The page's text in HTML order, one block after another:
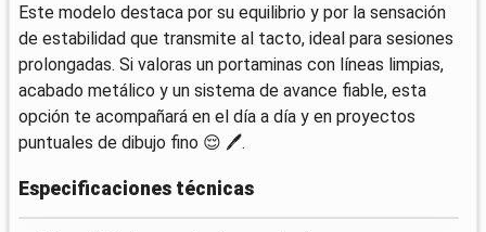
Este modelo destaca por su equilibrio y por la sensación
de estabilidad que transmite al tacto, ideal para sesiones
prolongadas. Si valoras un portaminas con líneas limpias,
acabado metálico y un sistema de avance fiable, esta
opción te acompañará en el día a día y en proyectos
puntuales de dibujo fino 😌 🖊️.
Especificaciones técnicas